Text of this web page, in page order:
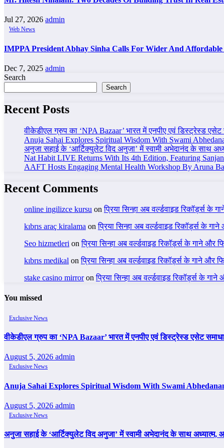
Jul 27, 2026 admin
Web News
IMPPA President Abhay Sinha Calls For Wider And
Dec 7, 2025 admin
Search
Search
Recent Posts
वीकेडीएल ग्रुप का ‘NPA Bazaar’ भारत में एनपीए एवं डिस्ट्रेस्ड
Anuja Sahai Explores Spiritual Wisdom With Swami
अनुजा सहाई के ‘आर्टिक्युलेट विद अनुजा’ में स्वामी अभेदानंद के साथ
Nat Habit LIVE Returns With Its 4th Edition, Featuring
AAFT Hosts Engaging Mental Health Workshop By Aruna
Recent Comments
online ingilizce kursu onप्रिया सिन्हा अब वर्ल्डवाइड रिकॉर्ड्स
kıbrıs araç kiralama onप्रिया सिन्हा अब वर्ल्डवाइड रिकॉर्ड्स के
Seo hizmetleri onप्रिया सिन्हा अब वर्ल्डवाइड रिकॉर्ड्स के गाने
kıbrıs medikal onप्रिया सिन्हा अब वर्ल्डवाइड रिकॉर्ड्स के गाने
stake casino mirroronप्रिया सिन्हा अब वर्ल्डवाइड रिकॉर्ड्स के
You missed
Exclusive News
वीकेडीएल ग्रुप का ‘NPA Bazaar’ भारत में एनपीए एवं डिस्ट्रेस्ड एसेट
August 5, 2026 admin
Exclusive News
Anuja Sahai Explores Spiritual Wisdom With Swami
August 5, 2026 admin
Exclusive News
अनुजा सहाई के ‘आर्टिक्युलेट विद अनुजा’ में स्वामी अभेदानंद के साथ अध्यात्म,